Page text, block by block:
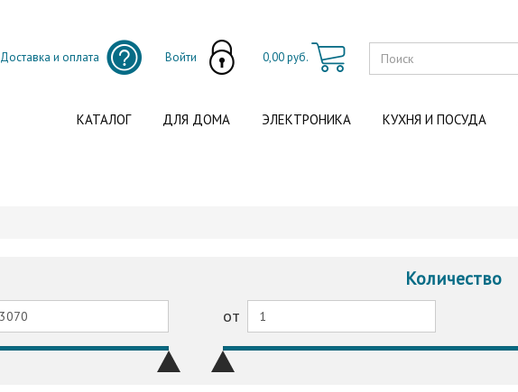
Доставка и оплата Войти 0,00 руб.
КАТАЛОГ ДЛЯ ДОМА ЭЛЕКТРОНИКА КУХНЯ И ПОСУДА
Количество
от